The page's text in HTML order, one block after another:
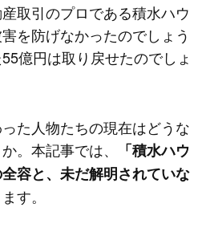
取引のプロである積水ハウ
を防げなかったのでしょう
億円は取り戻せたのでしょ
た人物たちの現在はどうな
。本記事では、
「積水ハウ
容と、未だ解明されていな
す。